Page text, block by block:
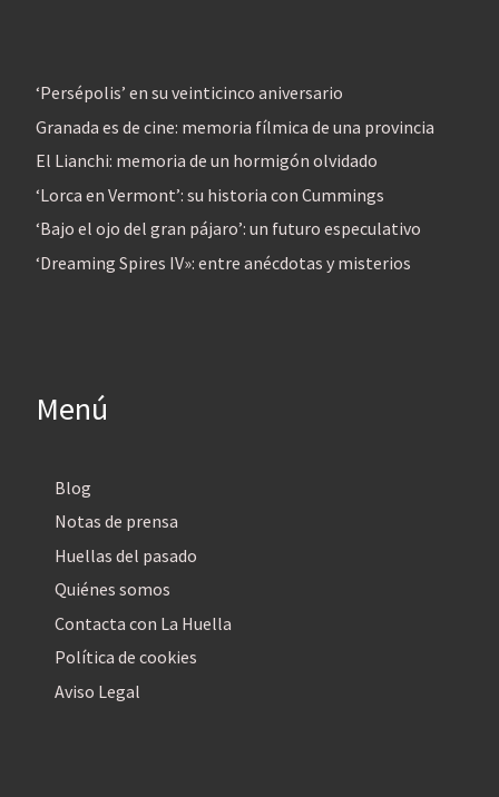
‘Persépolis’ en su veinticinco aniversario
Granada es de cine: memoria fílmica de una provincia
El Lianchi: memoria de un hormigón olvidado
‘Lorca en Vermont’: su historia con Cummings
‘Bajo el ojo del gran pájaro’: un futuro especulativo
‘Dreaming Spires IV»: entre anécdotas y misterios
Menú
Blog
Notas de prensa
Huellas del pasado
Quiénes somos
Contacta con La Huella
Política de cookies
Aviso Legal